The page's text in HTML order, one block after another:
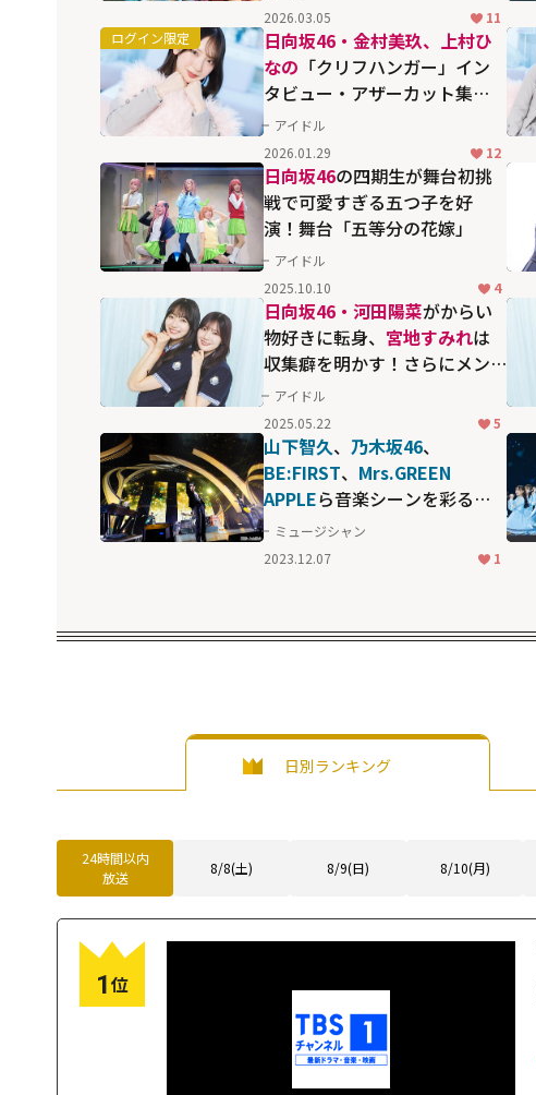
2026.03.05
11
日向坂46・金村美玖、上村ひ
なの 「クリフハンガー」イン
タビュー・アザーカット集
【HOMINIS限定】
アイドル
2026.01.29
12
日向坂46の四期生が舞台初挑
戦で可愛すぎる五つ子を好
演！舞台「五等分の花嫁」
アイドル
2025.10.10
4
日向坂46・河田陽菜がからい
物好きに転身、 宮地すみれは
収集癖を明かす！さらにメン
バー間の流行りが平成レトロ
ブームと判明【#推シゴトー
ク】
アイドル
2025.05.22
5
山下智久、 乃木坂46、
BE:FIRST、 Mrs.GREEN
APPLEら音楽シーンを彩るア
ーティストたちが集結「MTV
Video Music Awards
ミュージシャン
2023.12.07
1
日別ランキング
24時間以内
放送
8/8(土) 8/9(日) 8/10(月)
1位